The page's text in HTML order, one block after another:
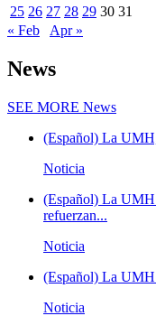
25 26 27 28 29 30 31
« Feb
Apr »
News
SEE MORE News
(Español) La
Noticia
(Español) La UMH
refuerzan...
Noticia
(Español) La UMH
Noticia